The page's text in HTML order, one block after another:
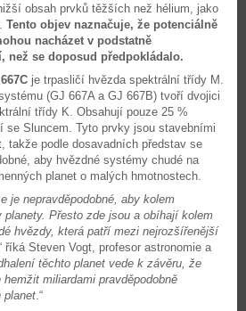
obsah prvků těžších než hélium, jako
Tento objev naznačuje, že potenciálně
nacházet v podstatně
než se doposud předpokládalo.
je trpasličí hvězda spektrální třídy M.
(GJ 667A a GJ 667B) tvoří dvojici
třídy K. Obsahují pouze 25 %
se Sluncem. Tyto prvky jsou stavebními
takže podle dosavadních představ se
aby hvězdné systémy chudé na
planet o malých hmotnostech.
je nepravděpodobné, aby kolem
Přesto zde jsou a obíhají kolem
hvězdy, která patří mezi nejrozšířenější
říká Steven Vogt, profesor astronomie a
těchto planet vede k závěru, že
miliardami pravděpodobně
planet.“